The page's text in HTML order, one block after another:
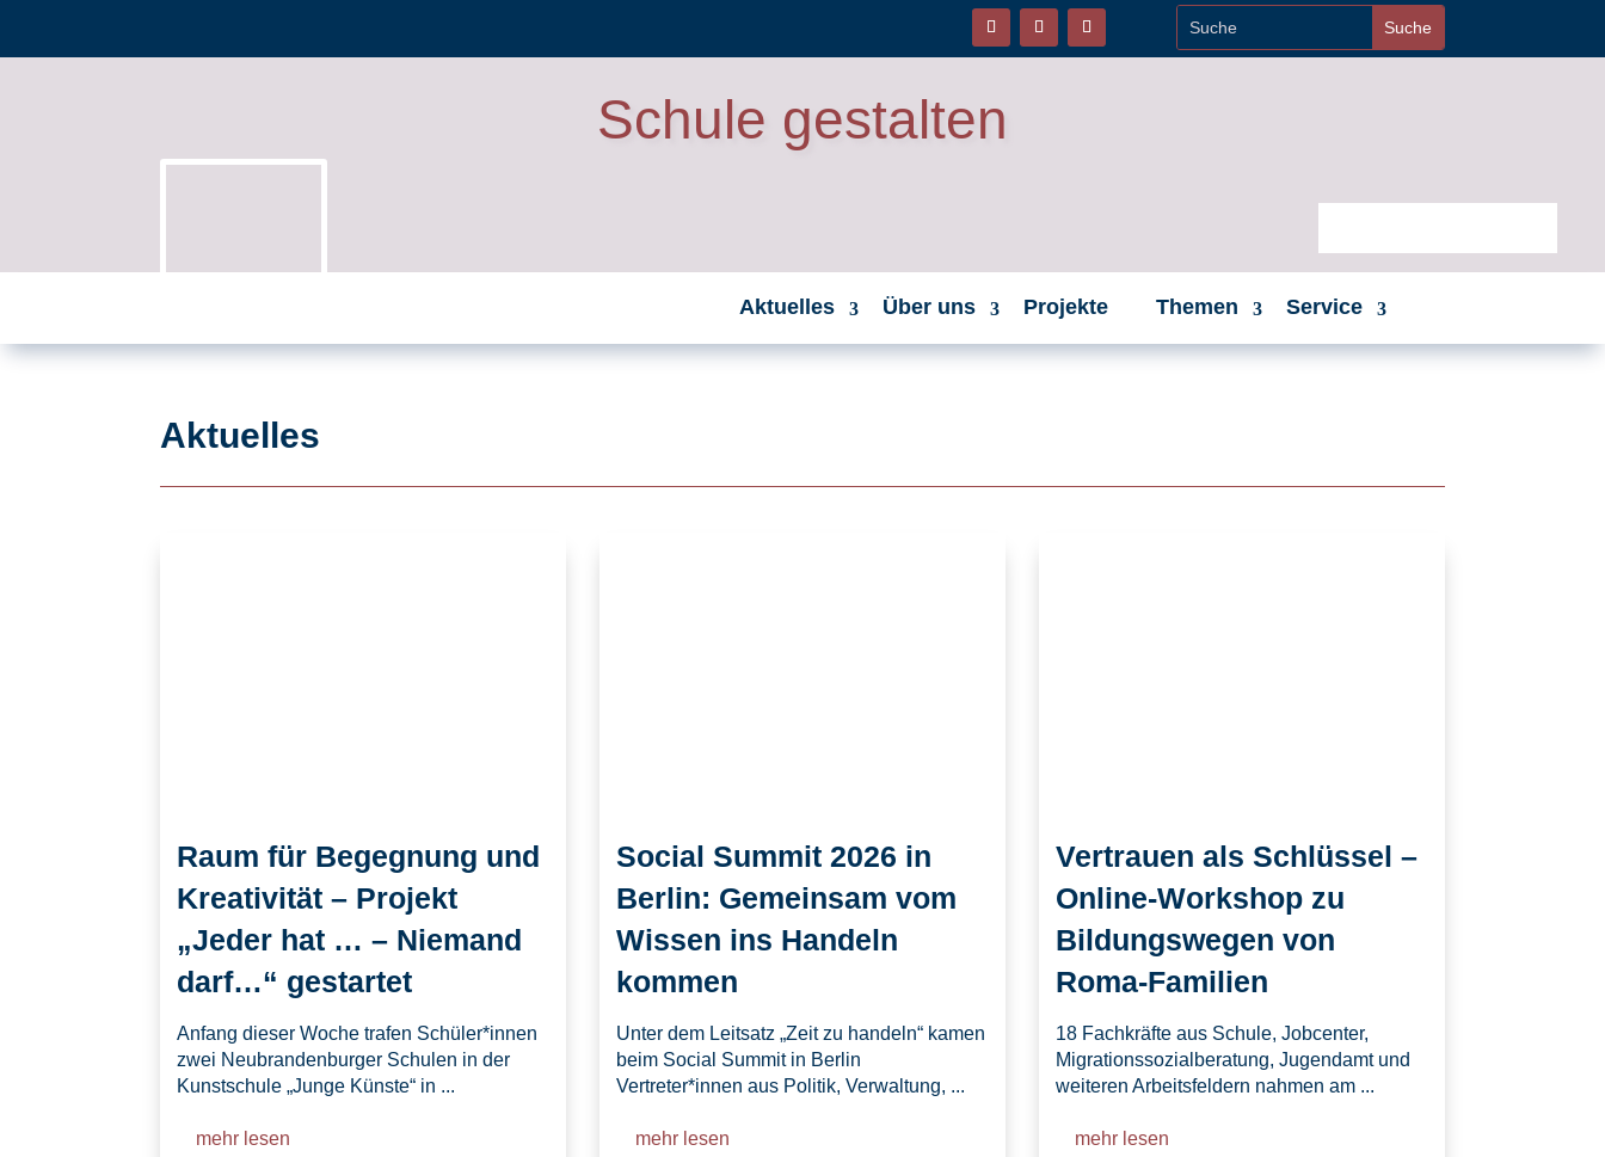
Schule gestalten
Aktuelles Über uns Projekte Themen Service
Aktuelles
Raum für Begegnung und
Kreativität – Projekt
„Jeder hat … – Niemand
darf…“ gestartet
Anfang dieser Woche trafen Schüler*innen
zwei Neubrandenburger Schulen in der
Kunstschule „Junge Künste“ in ...
mehr lesen
Social Summit 2026 in
Berlin: Gemeinsam vom
Wissen ins Handeln
kommen
Unter dem Leitsatz „Zeit zu handeln“ kamen
beim Social Summit in Berlin
Vertreter*innen aus Politik, Verwaltung, ...
mehr lesen
Vertrauen als Schlüssel –
Online-Workshop zu
Bildungswegen von
Roma-Familien
18 Fachkräfte aus Schule, Jobcenter,
Migrationssozialberatung, Jugendamt und
weiteren Arbeitsfeldern nahmen am ...
mehr lesen